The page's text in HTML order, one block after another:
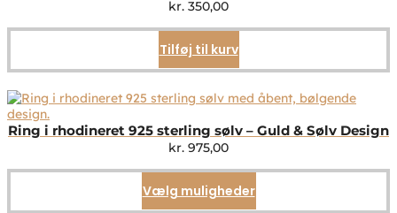
kr. 350,00
Tilføj til kurv
Ring i rhodineret 925 sterling sølv – Guld & Sølv Design
kr. 975,00
Vælg mulighederDette
vare